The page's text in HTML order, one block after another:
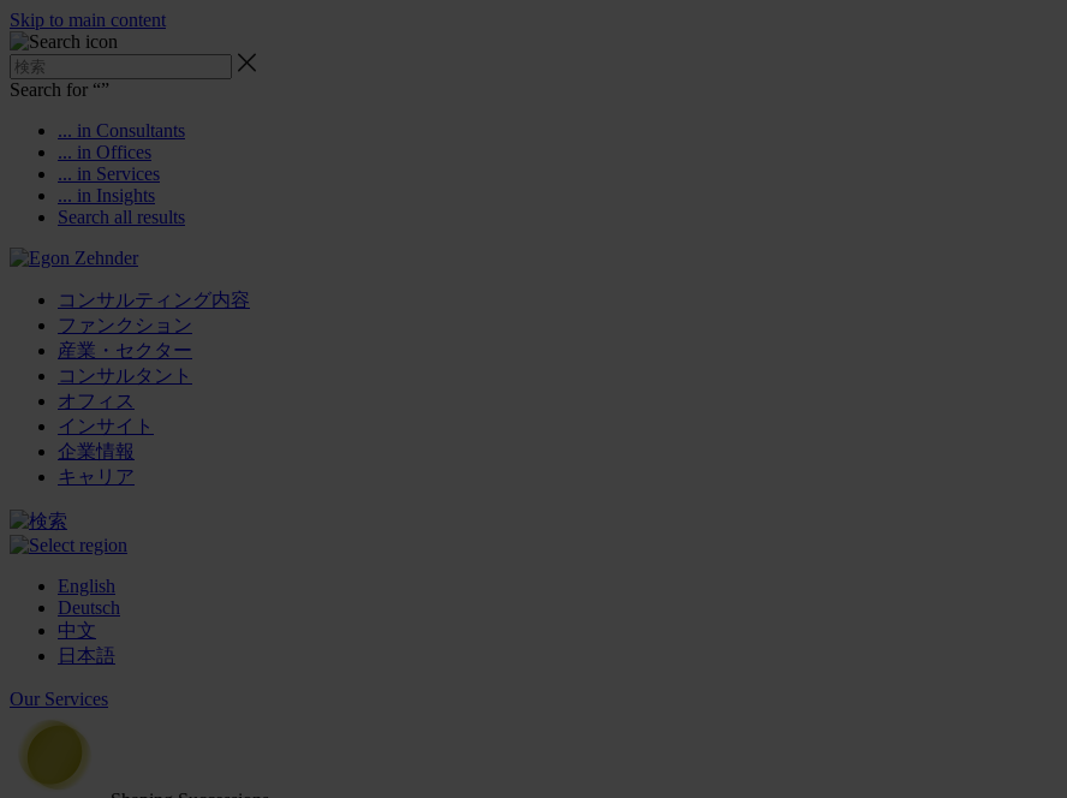
Skip to main content
Search for “”
... in Consultants
... in Offices
... in Services
... in Insights
Search all results
コンサルティング内容
ファンクション
産業・セクター
コンサルタント
オフィス
インサイト
企業情報
キャリア
English
Deutsch
中文
日本語
Our Services